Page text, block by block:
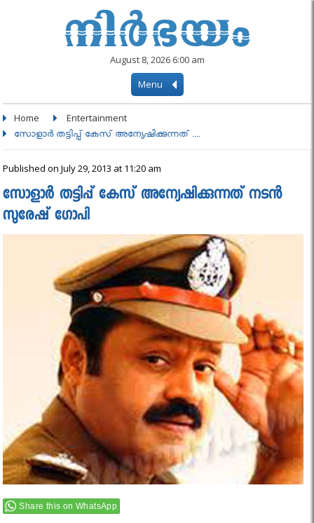
August 8, 2026 6:00 am
Menu
Home Entertainment
സോളാര്‍ തട്ടിപ്പ് കേസ് അന്യേഷിക്കുന്നത് ....
Published on July 29, 2013 at 11:20 am
സോളാര്‍ തട്ടിപ്പ് കേസ് അന്യേഷിക്കുന്നത് നടൻ
സുരേഷ് ഗോപി
Share this on WhatsApp